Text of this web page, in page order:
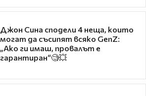
Джон Сина сподели 4 неща, които
могат да съсипят всяко GenZ:
„Ако ги имаш, провалът е
гарантиран“🧐💥